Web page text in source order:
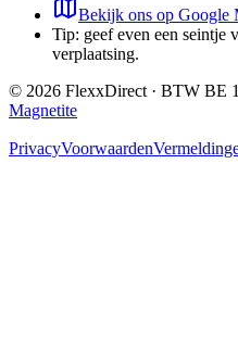
Bekijk ons op Google
Tip: geef even een seintje
verplaatsing.
© 2026 FlexxDirect · BTW BE
Magnetite
PrivacyVoorwaarden